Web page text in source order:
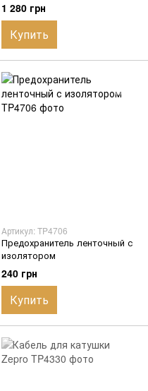
1 280 грн
Купить
Артикул: TP4706
Предохранитель ленточный с
изолятором
240 грн
Купить